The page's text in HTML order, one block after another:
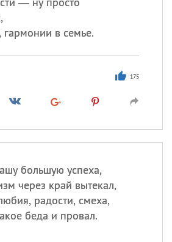
гармонии в семье.
175
большую успеха,
через край вытекал,
радости, смеха,
беда и провал.